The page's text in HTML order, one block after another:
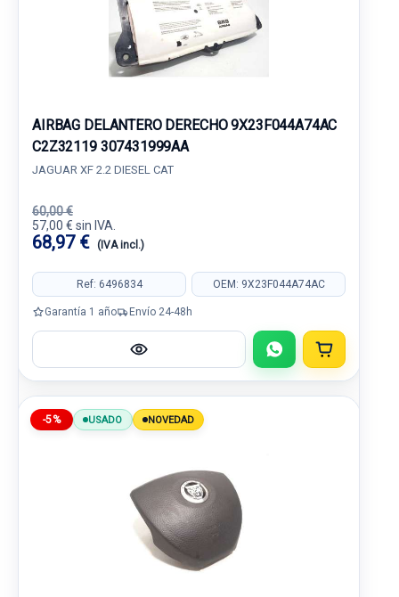
AIRBAG DELANTERO DERECHO 9X23F044A74AC
C2Z32119 307431999AA
JAGUAR XF 2.2 DIESEL CAT
60,00 €
57,00 € sin IVA.
68,97 € (IVA incl.)
Ref: 6496834 OEM: 9X23F044A74AC
Garantía 1 año Envío 24-48h
-5% USADO NOVEDAD